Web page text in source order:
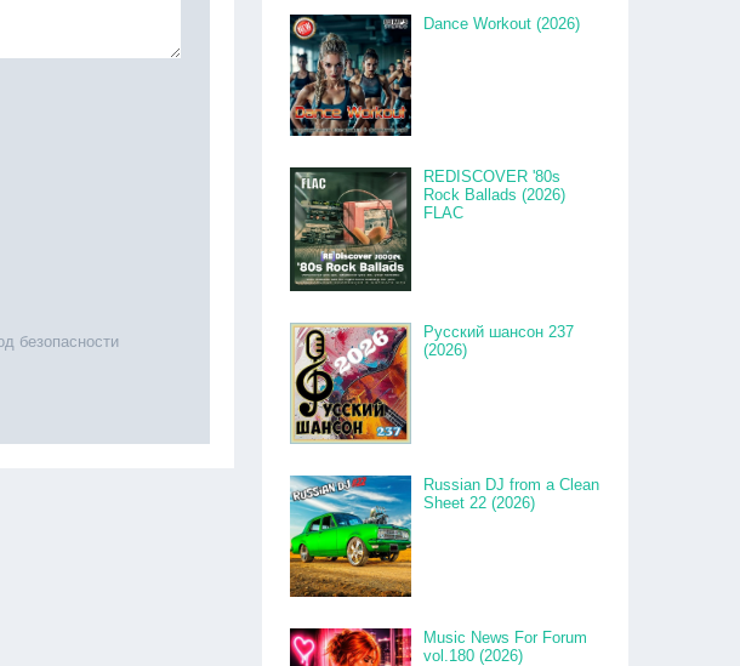
Dance Workout (2026)
REDISCOVER '80s
Rock Ballads (2026)
FLAC
Русский шансон 237
(2026)
Russian DJ from a Clean
Sheet 22 (2026)
Music News For Forum
vol.180 (2026)